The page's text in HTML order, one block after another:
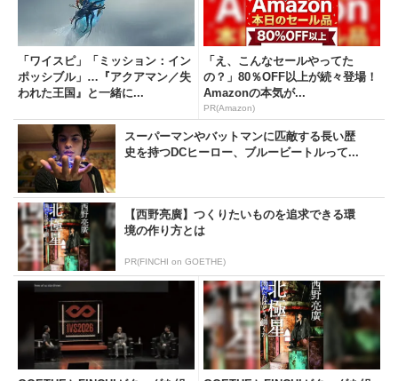
「ワイスピ」「ミッション：イン
ポッシブル」…『アクアマン／失
われた王国』と一緒に...
「え、こんなセールやってた
の？」80％OFF以上が続々登場！
Amazonの本気が...
PR(Amazon)
スーパーマンやバットマンに匹敵する長い歴
史を持つDCヒーロー、ブルービートルって...
【西野亮廣】つくりたいものを追求できる環
境の作り方とは
PR(FINCHI on GOETHE)